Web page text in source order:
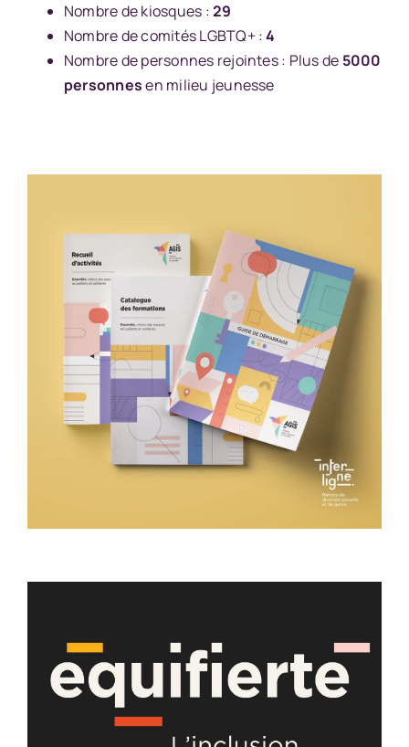
Nombre de kiosques :29
Nombre de comités LGBTQ+ :4
Nombre de personnes rejointes : Plus de 5000
personnesen milieu jeunesse